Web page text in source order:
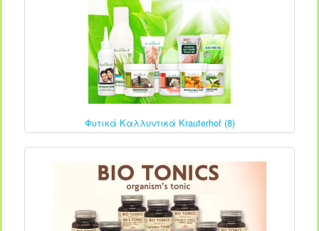
Φυτικά Καλλυντικά Krauterhof (8)